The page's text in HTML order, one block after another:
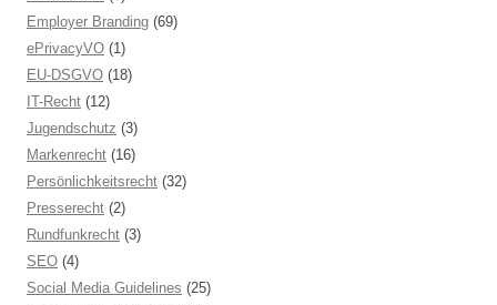
Employer Branding (69)
ePrivacyVO (1)
EU-DSGVO (18)
IT-Recht (12)
Jugendschutz (3)
Markenrecht (16)
Persönlichkeitsrecht (32)
Presserecht (2)
Rundfunkrecht (3)
SEO (4)
Social Media Guidelines (25)